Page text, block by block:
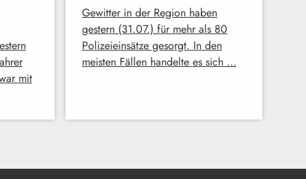
mit
Gewitter in der Region haben
gestern (31.07.) für mehr als 80
Polizeieinsätze gesorgt. In den
meisten Fällen handelte es sich …